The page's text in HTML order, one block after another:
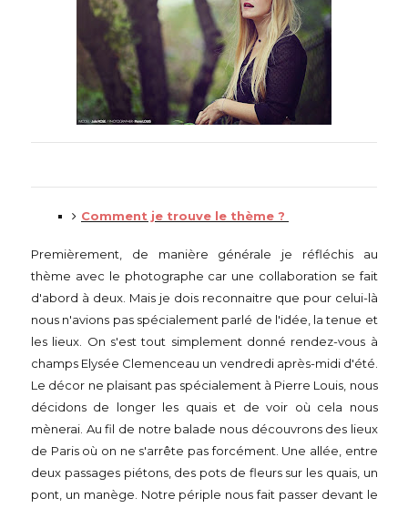
Comment je trouve le thème ?
Premièrement, de manière générale je réfléchis au
thème avec le photographe car une collaboration se fait
d'abord à deux. Mais je dois reconnaitre que pour celui-là
nous n'avions pas spécialement parlé de l'idée, la tenue et
les lieux. On s'est tout simplement donné rendez-vous à
champs Elysée Clemenceau un vendredi après-midi d'été.
Le décor ne plaisant pas spécialement à Pierre Louis, nous
décidons de longer les quais et de voir où cela nous
mènerai. Au fil de notre balade nous découvrons des lieux
de Paris où on ne s'arrête pas forcément. Une allée, entre
deux passages piétons, des pots de fleurs sur les quais, un
pont, un manège. Notre périple nous fait passer devant le